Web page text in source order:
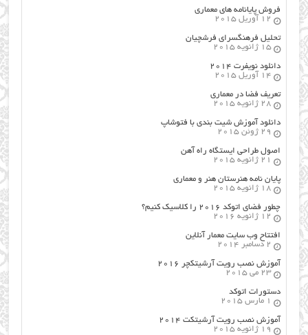
فروش پایانامه های معماری
12 آوریل 2015
تحلیل فرهنگسرای فرشچیان
15 ژانویه 2015
دانلود نویفرت ۲۰۱۴
14 آوریل 2015
تعریف فضا در معماری
28 ژانویه 2015
دانلود آموزش شیت بندی با فتوشاپ
29 ژوئن 2015
اصول طراحي ایستگاه راه آهن
21 ژانویه 2015
پایان نامه هنرستان هنر و معماري
18 ژانویه 2015
چطور فضای اتوکد ۲۰۱۶ را کلاسیک کنیم؟
12 ژانویه 2016
افتتاح وب سایت معمار آنلاین
2 دسامبر 2014
آموزش نصب رویت آرشیتکچر ۲۰۱۶
23 می 2015
دستورات اتوکد
1 مارس 2015
آموزش نصب رویت آرشیتکت ۲۰۱۴
19 ژانویه 2015